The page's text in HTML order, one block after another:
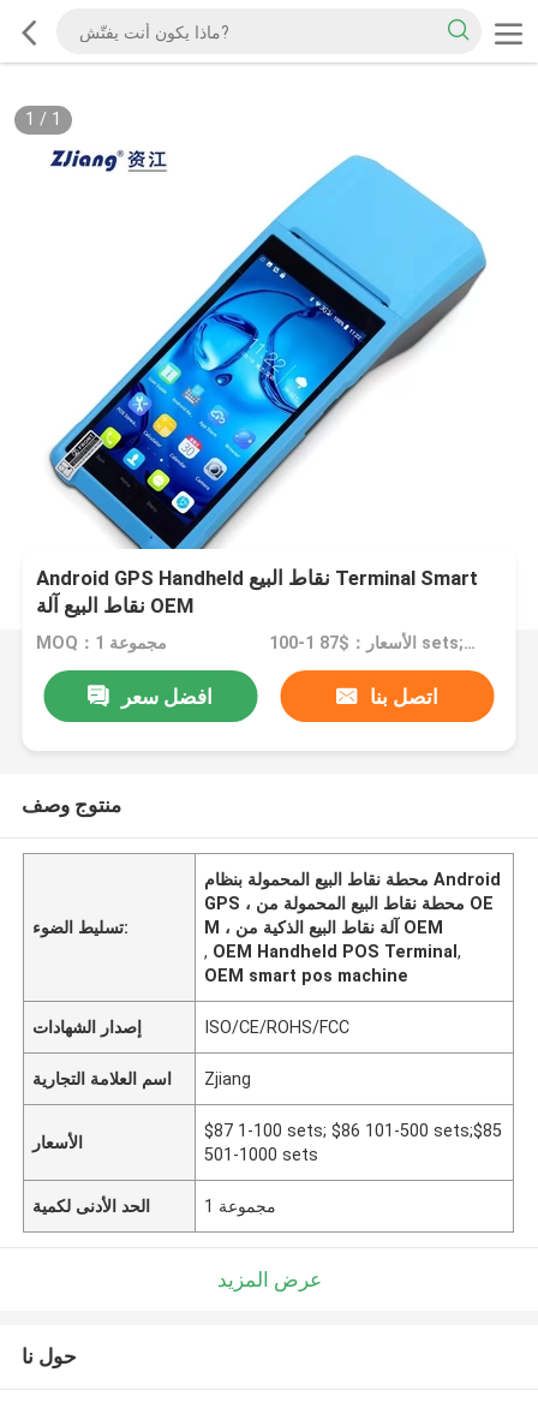
1 / 1
Android GPS Handheld نقاط البيع Terminal Smart
نقاط البيع آلة OEM
MOQ：1 مجموعة الأسعار：$87 1-100 sets; $86 101-500 sets;$85 501-1000 sets
افضل سعر اتصل بنا
منتوج وصف
تسليط الضوء:
محطة نقاط البيع المحمولة بنظام Android
GPS ، محطة نقاط البيع المحمولة من OE
M ، آلة نقاط البيع الذكية من OEM
, OEM Handheld POS Terminal,
OEM smart pos machine
إصدار الشهادات ISO/CE/ROHS/FCC
اسم العلامة التجارية Zjiang
الأسعار
$87 1-100 sets; $86 101-500 sets;$85
501-1000 sets
الحد الأدنى لكمية 1 مجموعة
عرض المزيد
حول نا